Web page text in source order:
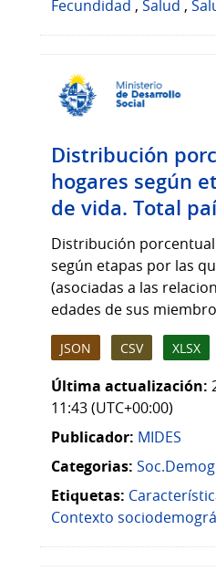
Fecundidad , Salud ,
Distribución
hogares según
de vida. Total
Distribución
según etapas por las
(asociadas a las
edades de sus
JSON CSV XLSX
Última actualización:
11:43 (UTC+00:00)
Publicador: MIDES
Categorias:
Etiquetas:
Contexto